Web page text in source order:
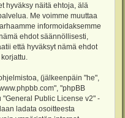
hyväksy näitä ehtoja, älä
Me voimme muuttaa
informoidaksemme
ehdot säännöllisesti,
että hyväksyt nämä ehdot
(jälkeenpäin "he",
"phpBB
"General Public License v2" -
ladata osoitteesta